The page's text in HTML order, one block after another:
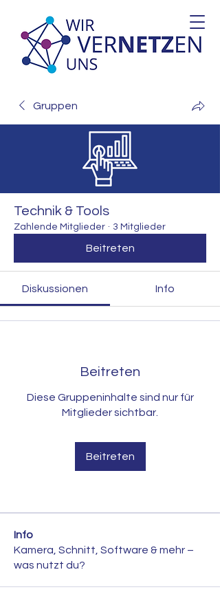
Gruppen
Technik & Tools
Zahlende Mitglieder · 3 Mitglieder
Beitreten
Diskussionen Info
Beitreten
Diese Gruppeninhalte sind nur für
Mitglieder sichtbar.
Beitreten
Info
Kamera, Schnitt, Software & mehr –
was nutzt du?